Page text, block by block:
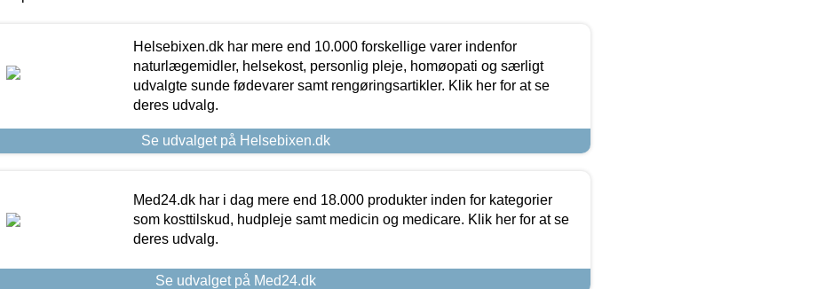
Helsebixen.dk har mere end 10.000 forskellige varer indenfor
naturlægemidler, helsekost, personlig pleje, homøopati og særligt
udvalgte sunde fødevarer samt rengøringsartikler. Klik her for at se
deres udvalg.
Se udvalget på Helsebixen.dk
Med24.dk har i dag mere end 18.000 produkter inden for kategorier
som kosttilskud, hudpleje samt medicin og medicare. Klik her for at se
deres udvalg.
Se udvalget på Med24.dk